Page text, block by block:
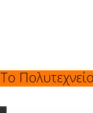
Το Πολυτεχνείο